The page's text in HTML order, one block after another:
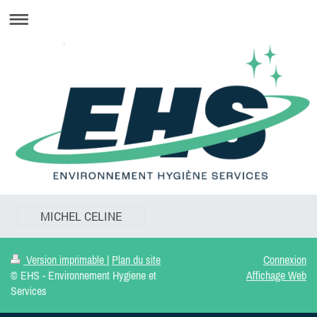
MICHEL CELINE
Version imprimable | Plan du site
© EHS - Environnement Hygiene et
Services
Connexion
Affichage Web